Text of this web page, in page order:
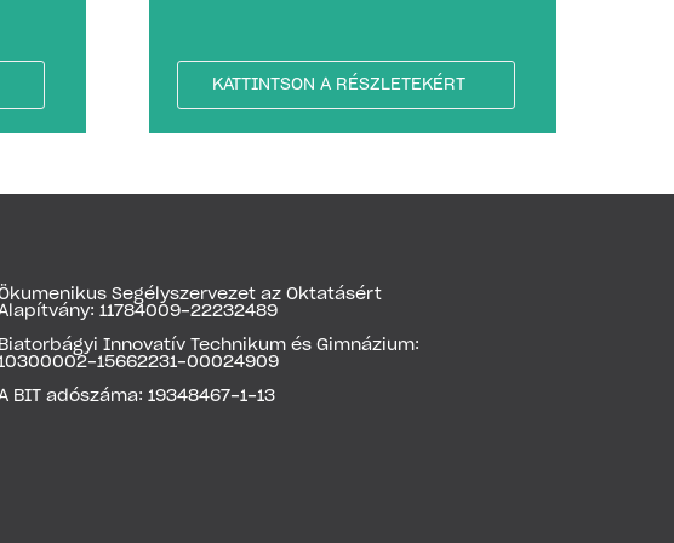
KATTINTSON A RÉSZLETEKÉRT
Segélyszervezet az Oktatásért
11784009-22232489
Biatorbágyi Innovatív Technikum és Gimnázium:
15662231-00024909
BIT adószáma: 19348467-1-13